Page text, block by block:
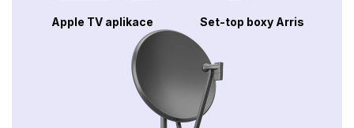
Apple TV aplikace Set-top boxy Arris